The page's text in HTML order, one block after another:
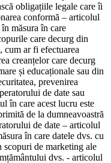
obligațiile legale care îi
conformă – articolul
măsura în care
care decurg din
cum ar fi efectuarea
creanțelor care decurg
și educaționale sau din
prevenirea
de date sau
în care acest lucru este
de la dumneavoastră
de date – articolul
în care datele dvs. cu
scopuri de marketing ale
dvs. - articolul